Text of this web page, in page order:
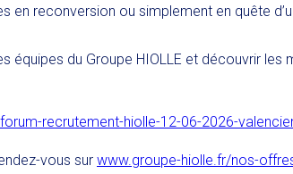
en reconversion ou simplement en quête
du Groupe HIOLLE et découvrir les
recrutement-hiolle-12-06-2026-
vous sur www.groupe-hiolle.fr/nos-